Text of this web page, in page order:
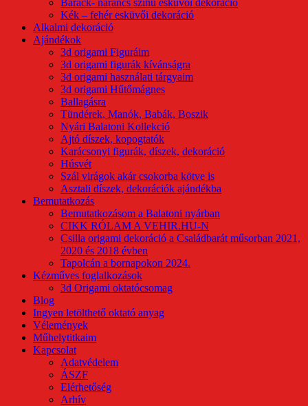
Kék – fehér esküvői dekoráció
Alkalmi dekoráció
Ajándékok
3d origami Figuráim
3d origami figurák kívánságra
3d origami használati tárgyaim
3d origami Hűtőmágnes
Ballagásra
Tündérek, Manók, Babák, Boszik
Nyári Balatoni Kollekció
Ajtó díszek, kopogtatók
Karácsonyi figurák, díszek, dekoráció
Húsvét
Szál virágok akár csokorba kötve is
Asztali díszek, dekorációk ajándékba
Bemutatkozás
Bemutatkozásom a Balatoni nyárban
CIKK RÓLAM A VEHIR.HU-N
Csilla origami dekoráció a Családbarát műsorban 2021,
2020 és 2018 évben
Tapolcán a bornapokon 2024.
Kézműves foglalkozások
3d Origami oktatócsomag
Blog
Ingyen letölthető oktató anyag
Vélemények
Műhelytitkaim
Kapcsolat
Adatvédelem
ÁSZF
Elérhetőség
Arhív